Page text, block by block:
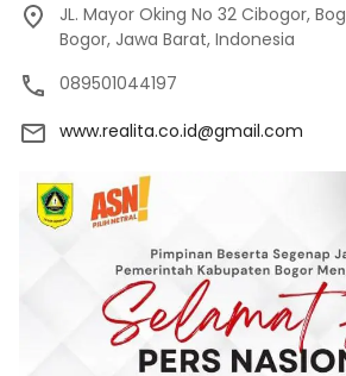
JL. Mayor Oking No 32 Cibogor,
Bogor, Jawa Barat, Indonesia
089501044197
www.realita.co.id@gmail.com